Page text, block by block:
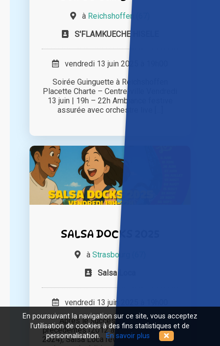
à Reichshoffen (67)
S'FLAMKUECHE HISELE
vendredi 13 juin 2025 à 19h00
Soirée Guinguette à Reichshoffen
Placette Charte – Centre-ville Vendredi
13 juin | 19h – 22h Ambiance festive
assurée avec orchestre live [...]
SALSA DOCKS 2025
à Strasbourg (67)
Salsa Loca
vendredi 13 juin 2025 à 19h00
Après le succès des éditions
précédentes (2012 à 2019, puis 2022 à
2024), Salsa Loca revient en force avec
En poursuivant la navigation sur ce site, vous acceptez
l'utilisation de cookies à des fins statistiques et de
personnalisation. En savoir plus